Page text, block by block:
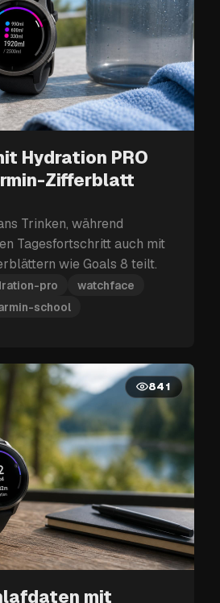
Hydration PRO
Zifferblatt
Trinken, während
Tagesfortschritt auch mit
wie Goals 8 teilt.
pro
watchface
school
841
mit